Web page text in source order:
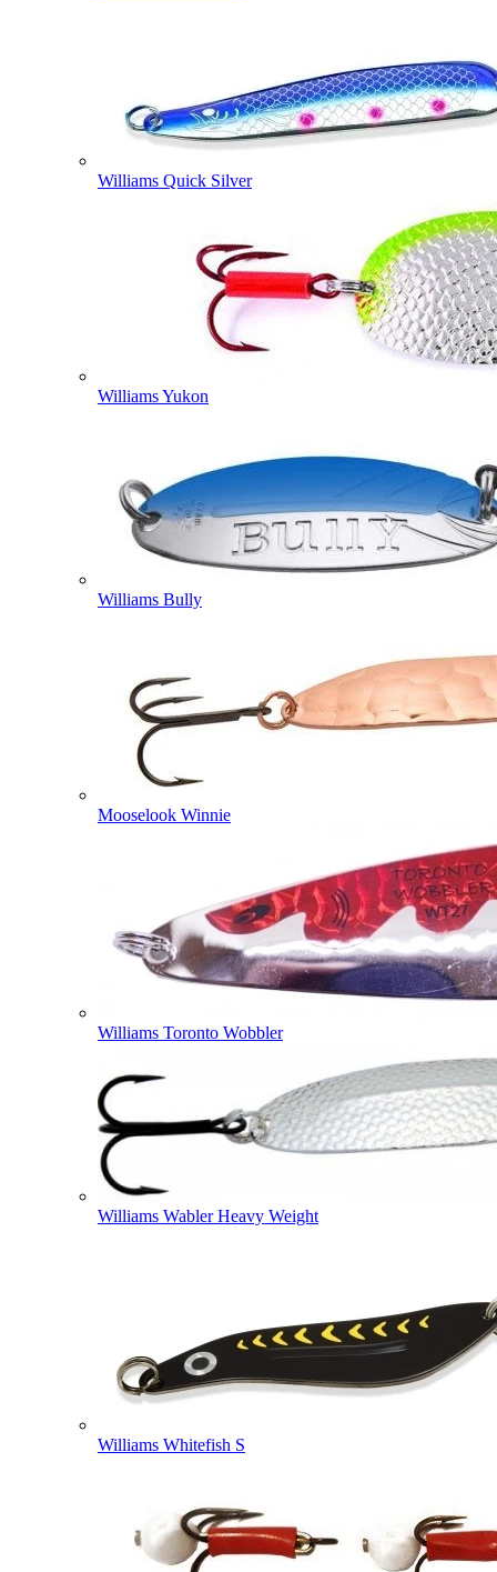
Williams Quick Silver
Williams Yukon
Williams Bully
Mooselook Winnie
Williams Toronto Wobbler
Williams Wabler Heavy Weight
Williams Whitefish S